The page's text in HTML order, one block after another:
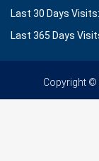
Last 30 Days Visits:
Last 365 Days
Copyright ©